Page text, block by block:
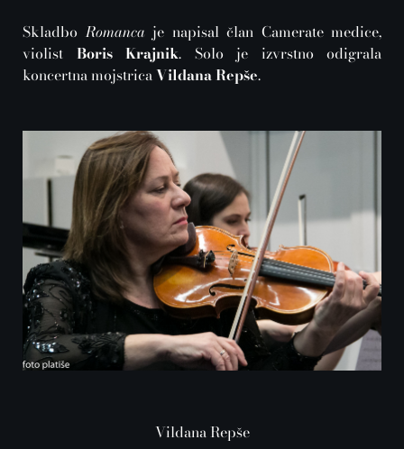
SkladboRomancaje napisal član Camerate medice,
violist Boris Krajnik. Solo je izvrstno odigrala
koncertna mojstricaVildana Repše.
Vildana Repše